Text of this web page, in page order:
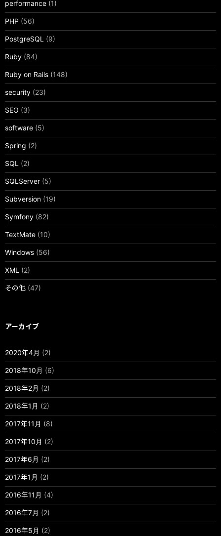
performance (1)
PHP (56)
PostgreSQL (9)
Ruby (84)
Ruby on Rails (148)
security (23)
SEO (3)
software (5)
Spring (2)
SQL (2)
SQLServer (5)
Subversion (19)
Symfony (82)
TextMate (10)
Windows (56)
XML (2)
その他 (47)
アーカイブ
2020年4月 (2)
2018年10月 (6)
2018年2月 (2)
2018年1月 (2)
2017年11月 (8)
2017年10月 (2)
2017年6月 (2)
2017年1月 (2)
2016年11月 (4)
2016年7月 (2)
2016年5月 (2)